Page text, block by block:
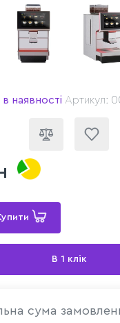
наявності Артикул:
В 1 клік
сума